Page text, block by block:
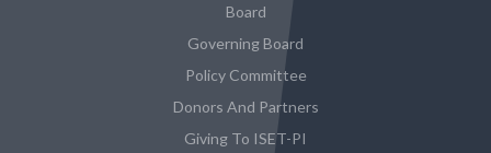
Board
Governing Board
Policy Committee
Donors And Partners
Giving To ISET-PI